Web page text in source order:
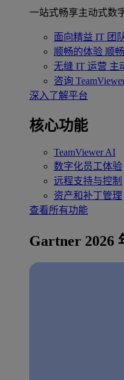
一站式畅享主动式数
面向精益 IT 团
顺畅的体验 顺
无缝 IT 运营 主
咨询
深入了解平台
核心功能
TeamViewer AI
数字化员工体验
远程支持与控制
资产和补丁管理
查看所有功能
Gartner 2026